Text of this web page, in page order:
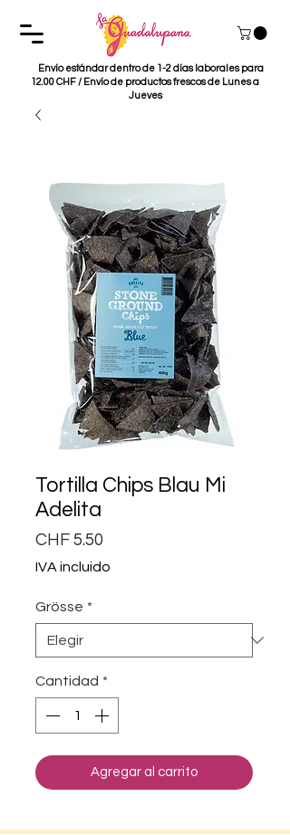
Envío estándar dentro de 1-2 días laborales para
12.00 CHF / Envío de productos frescos de Lunes a
Jueves
Tortilla Chips Blau Mi
Adelita
CHF 5.50
IVA incluido
Grösse *
Cantidad *
Agregar al carrito